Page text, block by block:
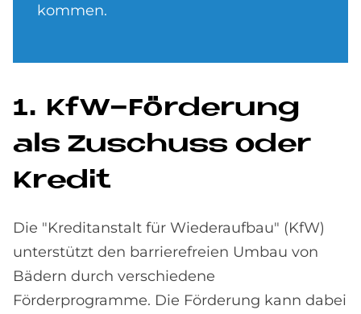
kommen.
1. KfW-För­de­rung
als Zu­schuss oder
Kre­dit
Die "Kreditanstalt für Wiederaufbau" (KfW)
unterstützt den barrierefreien Umbau von
Bädern durch verschiedene
Förderprogramme. Die Förderung kann dabei